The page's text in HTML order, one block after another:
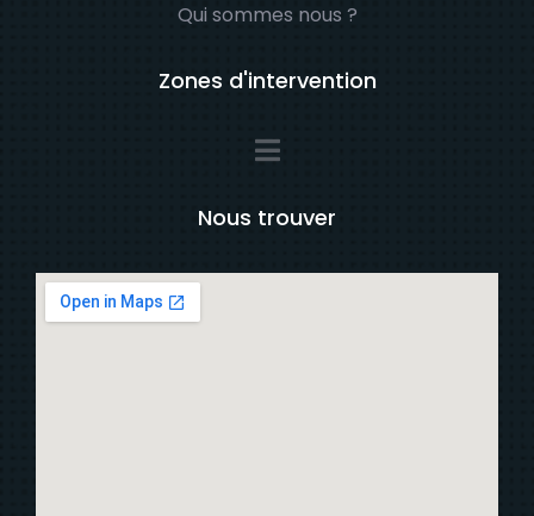
Qui sommes nous ?
Zones d'intervention
Nous trouver